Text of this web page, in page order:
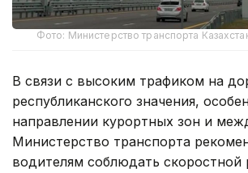
Фото: Министерство транспорта
В связи с высоким трафиком на
республиканского значения,
направлении курортных зон и
Министерство транспорта
водителям соблюдать